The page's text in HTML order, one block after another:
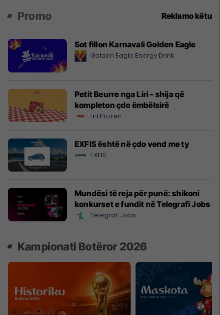
Promo Reklamo këtu
Sot fillon Karnavali Golden Eagle
Golden Eagle Energy Drink
Petit Beurre nga Liri - shija që
kompleton çdo ëmbëlsirë
Liri Prizren
EXFIS është në çdo vend me ty
EXFIS
Mundësi të reja për punë: shikoni
konkurset e fundit në Telegrafi Jobs
Telegrafi Jobs
Kampionati Botëror 2026